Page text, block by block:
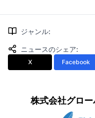
ジャンル:
ニュースのシェア:
X Facebook
株式会社グロ